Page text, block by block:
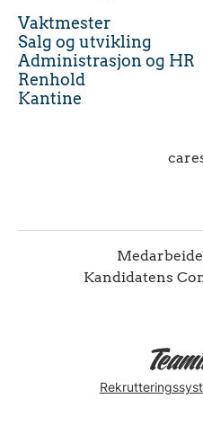
Vaktmester
Salg og utvikling
Administrasjon og HR
Renhold
Kantine
Kandidatens